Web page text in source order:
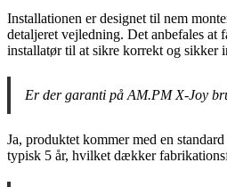
Installationen er designet til nem
detaljeret vejledning. Det anbefales at
installatør til at sikre korrekt og sikker
Er der garanti på AM.PM X-Joy
Ja, produktet kommer med en
typisk 5 år, hvilket dækker